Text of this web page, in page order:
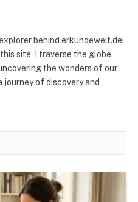
behind erkundewelt.de!
site, I traverse the globe
the wonders of our
journey of discovery and